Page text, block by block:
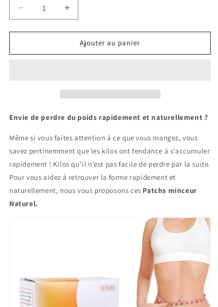
Réduire
la
quantité
Lot
100%
Naturel
Augmenter
la
quantité
Lot
100%
Naturel
Ajouter au panier
Envie de perdre du poids rapidement et naturellement ?
Même si vous faites attention à ce que vous mangez, vous
savez pertinemment que les kilos ont tendance à s’accumuler
rapidement ! Kilos qu’il n’est pas facile de perdre par la suite.
Pour vous aidez à retrouver la forme rapidement et
naturellement, nous vous proposons ces Patchs minceur
Naturel.